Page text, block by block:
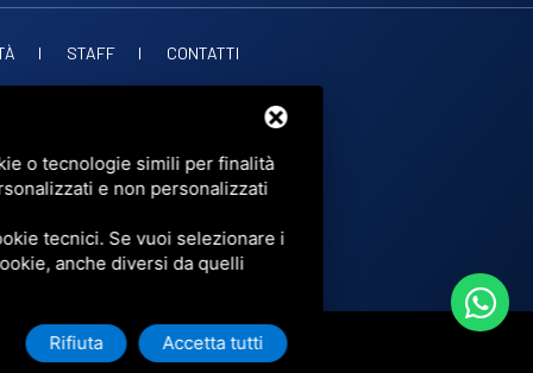
STAFF CONTATTI
o tecnologie simili per finalità
e non personalizzati
tecnici. Se vuoi selezionare i
anche diversi da quelli
Rifiuta Accetta tutti